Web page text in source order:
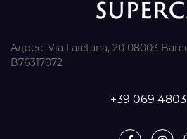
Адрес: Via Laietana, 20 08003
B76317072 ​
+39 069